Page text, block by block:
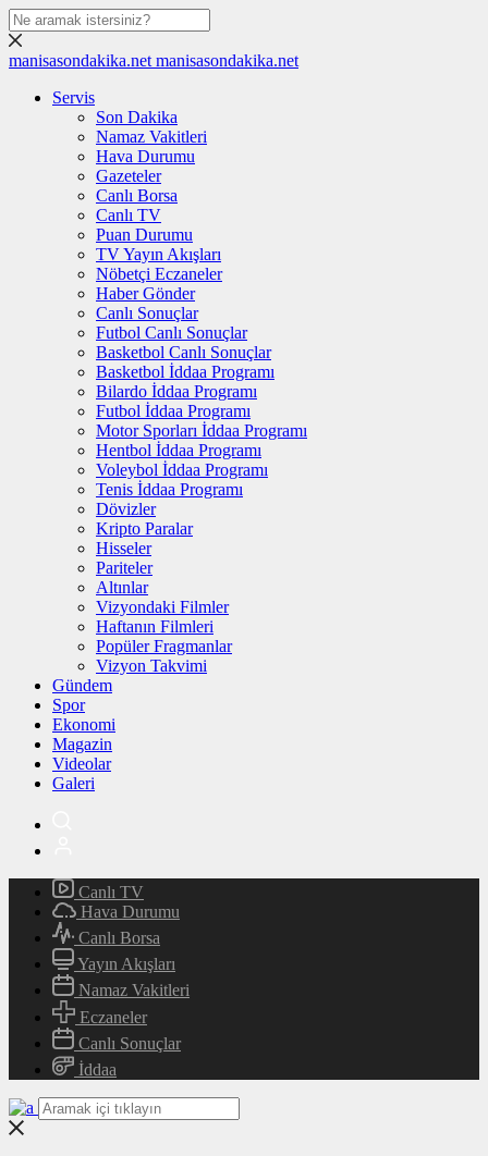
manisasondakika.net manisasondakika.net
Servis
Son Dakika
Namaz Vakitleri
Hava Durumu
Gazeteler
Canlı Borsa
Canlı TV
Puan Durumu
TV Yayın Akışları
Nöbetçi Eczaneler
Haber Gönder
Canlı Sonuçlar
Futbol Canlı Sonuçlar
Basketbol Canlı Sonuçlar
Basketbol İddaa Programı
Bilardo İddaa Programı
Futbol İddaa Programı
Motor Sporları İddaa Programı
Hentbol İddaa Programı
Voleybol İddaa Programı
Tenis İddaa Programı
Dövizler
Kripto Paralar
Hisseler
Pariteler
Altınlar
Vizyondaki Filmler
Haftanın Filmleri
Popüler Fragmanlar
Vizyon Takvimi
Gündem
Spor
Ekonomi
Magazin
Videolar
Galeri
Canlı TV
Hava Durumu
Canlı Borsa
Yayın Akışları
Namaz Vakitleri
Eczaneler
Canlı Sonuçlar
İddaa